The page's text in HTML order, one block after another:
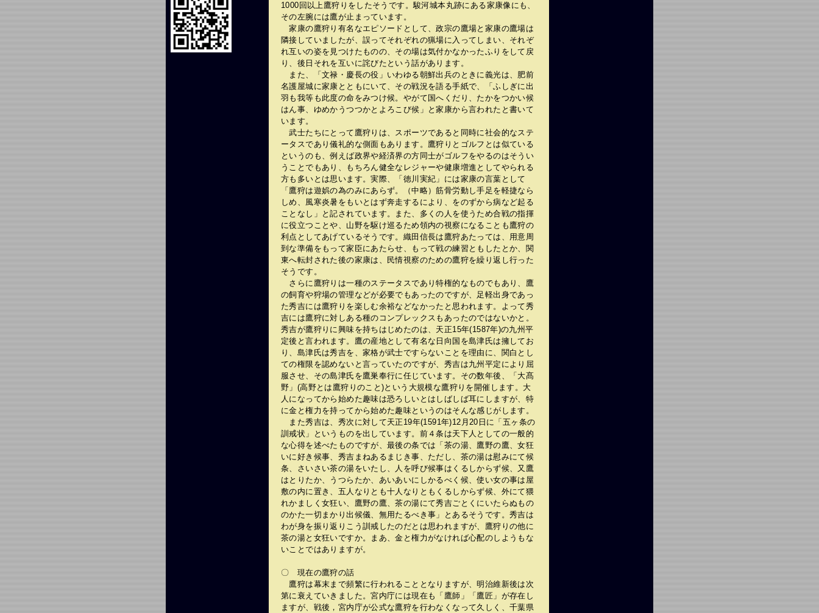
1000回以上鷹狩りをしたそうです。駿河城本丸跡にある家康像にも、
その左腕には鷹が止まっています。
家康の鷹狩り有名なエピソードとして、政宗の鷹場と家康の鷹場は
隣接していましたが、誤ってそれぞれの猟場に入ってしまい、それぞ
れ互いの姿を見つけたものの、その場は気付かなかったふりをして戻
り、後日それを互いに詫びたという話があります。
また、「文禄・慶長の役」いわゆる朝鮮出兵のときに義光は、肥前
名護屋城に家康とともにいて、その戦況を語る手紙で、「ふしぎに出
羽も我等も此度の命をみつけ候。やがて国へくだり、たかをつかい候
はん事、ゆめかうつつかとよろこび候」と家康から言われたと書いて
います。
武士たちにとって鷹狩りは、スポーツであると同時に社会的なステ
ータスであり儀礼的な側面もあります。鷹狩りとゴルフとは似ている
というのも、例えば政界や経済界の方同士がゴルフをやるのはそうい
うことでもあり、もちろん健全なレジャーや健康増進としてやられる
方も多いとは思います。実際、「徳川実紀」には家康の言葉として
「鷹狩は遊娯の為のみにあらず。（中略）筋骨労動し手足を軽捷なら
しめ、風寒炎暑をもいとはず奔走するにより、をのずから病など起る
ことなし」と記されています。また、多くの人を使うため合戦の指揮
に役立つことや、山野を駆け巡るため領内の視察になることも鷹狩の
利点としてあげているそうです。織田信長は鷹狩あたっては、用意周
到な準備をもって家臣にあたらせ、もって戦の練習ともしたとか、関
東へ転封された後の家康は、民情視察のための鷹狩を繰り返し行った
そうです。
さらに鷹狩りは一種のステータスであり特権的なものでもあり、鷹
の飼育や狩場の管理などが必要でもあったのですが、足軽出身であっ
た秀吉には鷹狩りを楽しむ余裕などなかったと思われます。よって秀
吉には鷹狩に対しある種のコンプレックスもあったのではないかと。
秀吉が鷹狩りに興味を持ちはじめたのは、天正15年(1587年)の九州平
定後と言われます。鷹の産地として有名な日向国を島津氏は擁してお
り、島津氏は秀吉を、家格が武士ですらないことを理由に、関白とし
ての権限を認めないと言っていたのですが、秀吉は九州平定により屈
服させ、その島津氏を鷹巣奉行に任じています。その数年後、「大髙
野」(高野とは鷹狩りのこと)という大規模な鷹狩りを開催します。大
人になってから始めた趣味は恐ろしいとはしばしば耳にしますが、特
に金と権力を持ってから始めた趣味というのはそんな感じがします。
また秀吉は、秀次に対して天正19年(1591年)12月20日に「五ヶ条の
訓戒状」というものを出しています。前４条は天下人としての一般的
な心得を述べたものですが、最後の条では「茶の湯、鷹野の鷹、女狂
いに好き候事、秀吉まねあるまじき事、ただし、茶の湯は慰みにて候
条、さいさい茶の湯をいたし、人を呼び候事はくるしからず候、又鷹
はとりたか、うつらたか、あいあいにしかるべく候、使い女の事は屋
敷の内に置き、五人なりとも十人なりともくるしからず候、外にて猥
れかましく女狂い、鷹野の鷹、茶の湯にて秀吉ごとくにいたらぬもの
のかた一切まかり出候儀、無用たるべき事」とあるそうです。秀吉は
わが身を振り返りこう訓戒したのだとは思われますが、鷹狩りの他に
茶の湯と女狂いですか。まあ、金と権力がなければ心配のしようもな
いことではありますが。
〇 現在の鷹狩の話
鷹狩は幕末まで頻繁に行われることとなりますが、明治維新後は次
第に衰えていきました。宮内庁には現在も「鷹師」「鷹匠」が存在し
ますが、戦後，宮内庁が公式な鷹狩を行わなくなって久しく、千葉県